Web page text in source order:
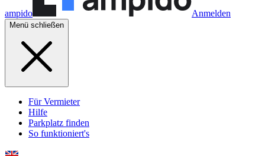
ampido Anmelden
Menü schließen
Für Vermieter
Hilfe
Parkplatz finden
So funktioniert's